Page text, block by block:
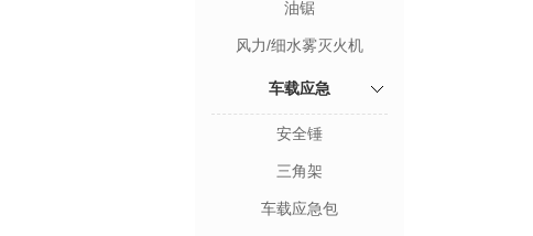
油锯
风力/细水雾灭火机
车载应急
安全锤
三角架
车载应急包